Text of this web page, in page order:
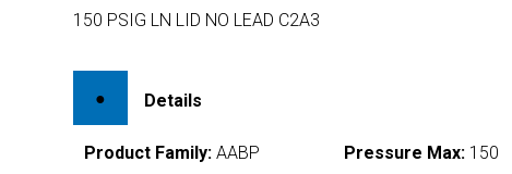
150 PSIG LN LID NO LEAD C2A3
Details
Product Family: AABP Pressure Max: 150